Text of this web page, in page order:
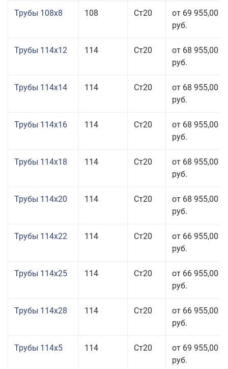
Трубы 108x8 108 Ст20
от 69 955,00
руб.
Трубы 114x12 114 Ст20
от 68 955,00
руб.
Трубы 114x14 114 Ст20
от 68 955,00
руб.
Трубы 114x16 114 Ст20
от 68 955,00
руб.
Трубы 114x18 114 Ст20
от 68 955,00
руб.
Трубы 114x20 114 Ст20
от 68 955,00
руб.
Трубы 114x22 114 Ст20
от 66 955,00
руб.
Трубы 114x25 114 Ст20
от 66 955,00
руб.
Трубы 114x28 114 Ст20
от 66 955,00
руб.
Трубы 114x5 114 Ст20
от 69 955,00
руб.